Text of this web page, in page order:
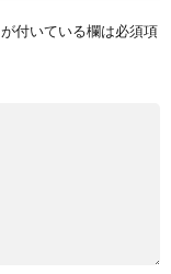
が付いている欄は必須項